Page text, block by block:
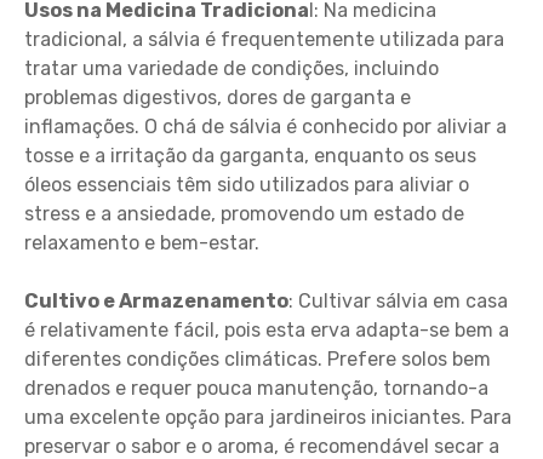
Usos na Medicina Tradicional: Na medicina
tradicional, a sálvia é frequentemente utilizada para
tratar uma variedade de condições, incluindo
problemas digestivos, dores de garganta e
inflamações. O chá de sálvia é conhecido por aliviar a
tosse e a irritação da garganta, enquanto os seus
óleos essenciais têm sido utilizados para aliviar o
stress e a ansiedade, promovendo um estado de
relaxamento e bem-estar.
Cultivo e Armazenamento: Cultivar sálvia em casa
é relativamente fácil, pois esta erva adapta-se bem a
diferentes condições climáticas. Prefere solos bem
drenados e requer pouca manutenção, tornando-a
uma excelente opção para jardineiros iniciantes. Para
preservar o sabor e o aroma, é recomendável secar a